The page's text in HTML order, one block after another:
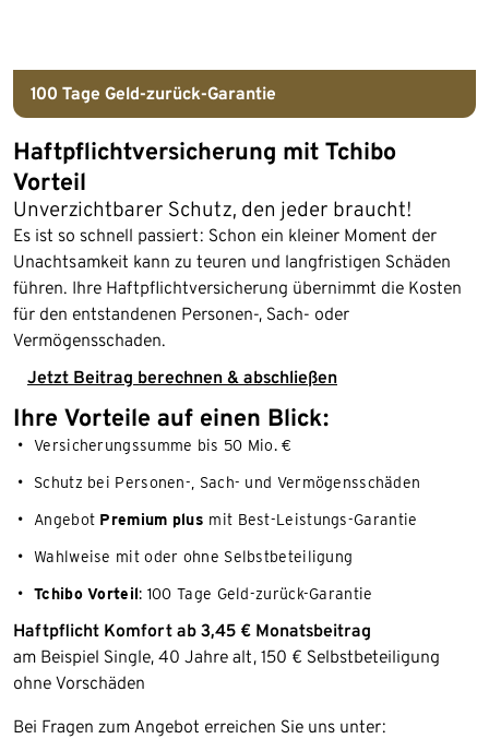
100 Tage Geld-zurück-Garantie
Haftpflichtversicherung mit Tchibo
Vorteil
Unverzichtbarer Schutz, den jeder braucht!
Es ist so schnell passiert: Schon ein kleiner Moment der
Unachtsamkeit kann zu teuren und langfristigen Schäden
führen. Ihre Haftpflichtversicherung übernimmt die Kosten
für den entstandenen Personen-, Sach- oder
Vermögensschaden.
Jetzt Beitrag berechnen & abschließen
Ihre Vorteile auf einen Blick:
Versicherungssumme bis 50 Mio. €
Schutz bei Personen-, Sach- und Vermögensschäden
Angebot Premium plus mit Best-Leistungs-Garantie
Wahlweise mit oder ohne Selbstbeteiligung
Tchibo Vorteil: 100 Tage Geld-zurück-Garantie
Haftpflicht Komfort ab 3,45 € Monatsbeitrag
am Beispiel Single, 40 Jahre alt, 150 € Selbstbeteiligung
ohne Vorschäden
Bei Fragen zum Angebot erreichen Sie uns unter: